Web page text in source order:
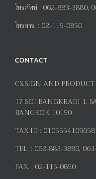
โทรศัพท์ : 062-883-3880,
โทรสาร. : 02-115-0850
CONTACT
CS.SIGN AND PRODUCT
17 SOI BANGKRADI 1,
BANGKOK 10150
TAX ID : 0105554109658
TEL. : 062-883-3880,
FAX. : 02-115-0850